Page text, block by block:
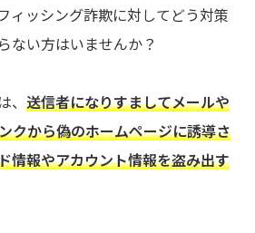
ィッシング詐欺に対してどう対策
ない方はいませんか？
、 送信者になりすましてメールや
クから偽のホームページに誘導さ
情報やアカウント情報を盗み出す